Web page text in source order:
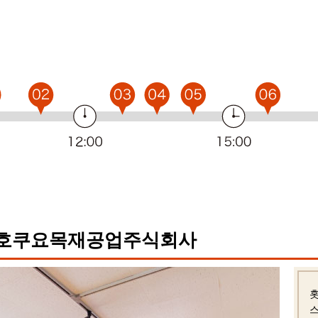
쿠요목재공업주식회사